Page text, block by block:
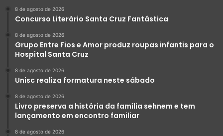
8 de agosto de 2026
Concurso Literário Santa Cruz Fantástica
8 de agosto de 2026
Grupo Entre Fios e Amor produz roupas infantis para o
Hospital Santa Cruz
8 de agosto de 2026
Unisc realiza formatura neste sábado
8 de agosto de 2026
Livro preserva a história da família sehnem e tem
lançamento em encontro familiar
8 de agosto de 2026